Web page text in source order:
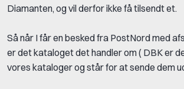
Diamanten, og vil derfor ikke få tilsendt et.
Så når I får en besked fra PostNord med
er det kataloget det handler om ( DBK er
vores kataloger og står for at sende dem